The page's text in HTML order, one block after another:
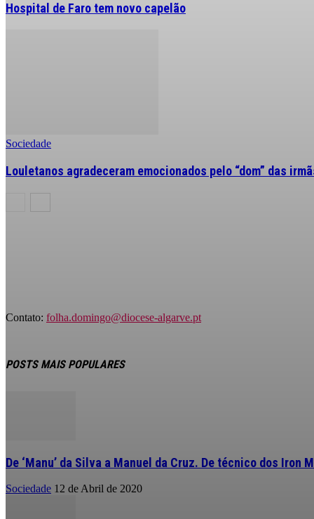
Hospital de Faro tem novo capelão
Sociedade
Louletanos agradeceram emocionados pelo “dom” das
Contato: folha.domingo@diocese-algarve.pt
POSTS MAIS POPULARES
De ‘Manu’ da Silva a Manuel da Cruz. De técnico dos Iron
Sociedade 12 de Abril de 2020